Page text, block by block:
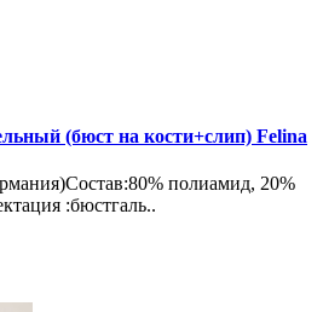
(бюст на кости+слип) Felina
полиамид, 20%
:бюстгаль..